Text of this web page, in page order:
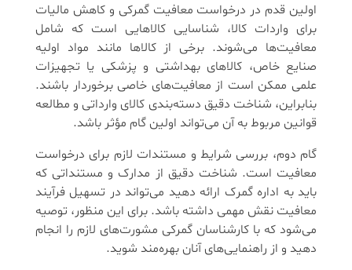
اولین قدم در درخواست معافیت گمرکی و کاهش مالیات
برای واردات کالا، شناسایی کالاهایی است که شامل
معافیت‌ها می‌شوند. برخی از کالاها مانند مواد اولیه
صنایع خاص، کالاهای بهداشتی و پزشکی یا تجهیزات
علمی ممکن است از معافیت‌های خاصی برخوردار باشند.
بنابراین، شناخت دقیق دسته‌بندی کالای وارداتی و مطالعه
قوانین مربوط به آن می‌تواند اولین گام مؤثر باشد.
گام دوم، بررسی شرایط و مستندات لازم برای درخواست
معافیت است. شناخت دقیق از مدارک و مستنداتی که
باید به اداره گمرک ارائه دهید می‌تواند در تسهیل فرآیند
معافیت نقش مهمی داشته باشد. برای این منظور، توصیه
می‌شود که با کارشناسان گمرکی مشورت‌های لازم را انجام
دهید و از راهنمایی‌های آنان بهره‌مند شوید.